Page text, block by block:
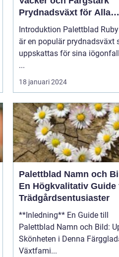
Prydnadsväxt för Alla
Trädgårdar
Introduktion Palettblad Ruby Road
är en populär prydnadsväxt
uppskattas för sina
...
18 januari 2024
Palettblad Namn och
En Högkvalitativ Guide
Trädgårdsentusiaster
**Inledning** En Guide till
Palettblad Namn och Bild:
Skönheten i Denna
Växtfami...